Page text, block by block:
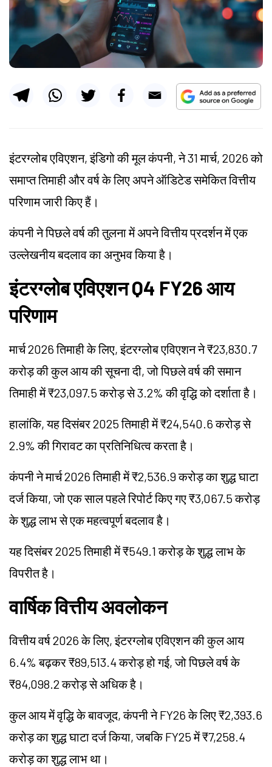
इंटरग्लोब एविएशन, इंडिगो की मूल कंपनी, ने 31 मार्च, 2026 को
समाप्त तिमाही और वर्ष के लिए अपने ऑडिटेड समेकित वित्तीय
परिणाम जारी किए हैं।
कंपनी ने पिछले वर्ष की तुलना में अपने वित्तीय प्रदर्शन में एक
उल्लेखनीय बदलाव का अनुभव किया है।
इंटरग्लोब एविएशन Q4 FY26 आय
परिणाम
मार्च 2026 तिमाही के लिए, इंटरग्लोब एविएशन ने ₹23,830.7
करोड़ की कुल आय की सूचना दी, जो पिछले वर्ष की समान
तिमाही में ₹23,097.5 करोड़ से 3.2% की वृद्धि को दर्शाता है।
हालांकि, यह दिसंबर 2025 तिमाही में ₹24,540.6 करोड़ से
2.9% की गिरावट का प्रतिनिधित्व करता है।
कंपनी ने मार्च 2026 तिमाही में ₹2,536.9 करोड़ का शुद्ध घाटा
दर्ज किया, जो एक साल पहले रिपोर्ट किए गए ₹3,067.5 करोड़
के शुद्ध लाभ से एक महत्वपूर्ण बदलाव है।
यह दिसंबर 2025 तिमाही में ₹549.1 करोड़ के शुद्ध लाभ के
विपरीत है।
वार्षिक वित्तीय अवलोकन
वित्तीय वर्ष 2026 के लिए, इंटरग्लोब एविएशन की कुल आय
6.4% बढ़कर ₹89,513.4 करोड़ हो गई, जो पिछले वर्ष के
₹84,098.2 करोड़ से अधिक है।
कुल आय में वृद्धि के बावजूद, कंपनी ने FY26 के लिए ₹2,393.6
करोड़ का शुद्ध घाटा दर्ज किया, जबकि FY25 में ₹7,258.4
करोड़ का शुद्ध लाभ था।